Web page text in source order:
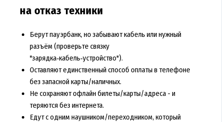
на отказ техники
Берут пауэрбанк, но забывают кабель или нужный
разъём (проверьте связку
"зарядка‑кабель‑устройство").
Оставляют единственный способ оплаты в телефоне
без запасной карты/наличных.
Не сохраняют офлайн билеты/карты/адреса - и
теряются без интернета.
Едут с одним наушником/переходником, который